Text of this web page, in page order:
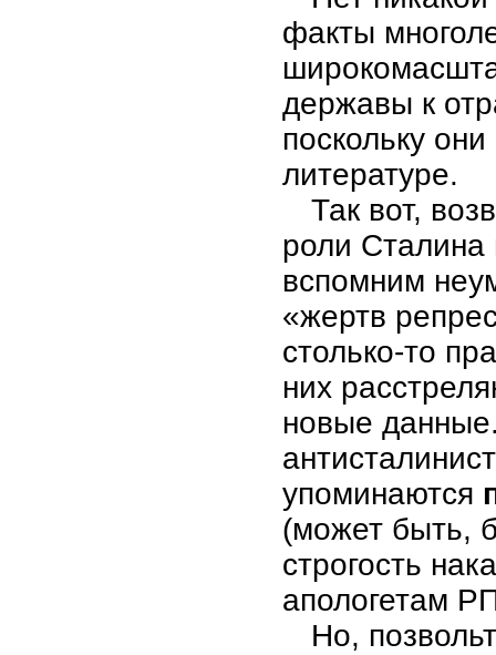
факты
державы к
поскольку
литературе.
Так вот,
роли
вспомним
«жертв
столько-то
них
новые
упоминаются
(может быть,
строгость
апологетам
Но,